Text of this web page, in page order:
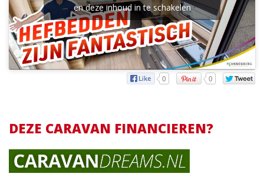
en deze inhoud in te schakelen
0 0
DEZE CARAVAN FINANCIEREN?